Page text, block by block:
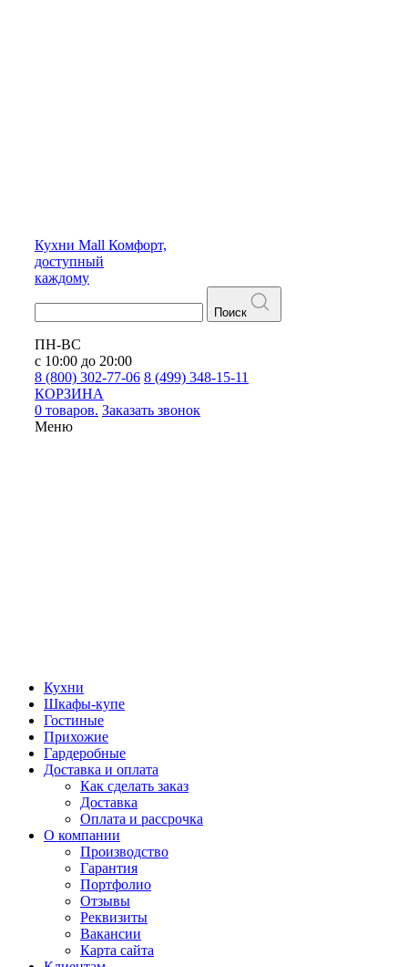
Кухни Mall Комфорт,
доступный
каждому
Поиск
ПН-ВС
с 10:00 до 20:00
8 (800) 302-77-06 8 (499) 348-15-11
КОРЗИНА
0 товаров. Заказать звонок
Меню
Кухни
Шкафы-купе
Гостиные
Прихожие
Гардеробные
Доставка и оплата
Как сделать заказ
Доставка
Оплата и рассрочка
О компании
Производство
Гарантия
Портфолио
Отзывы
Реквизиты
Вакансии
Карта сайта